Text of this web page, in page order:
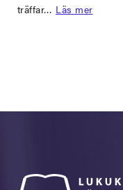
träffar… Läs mer